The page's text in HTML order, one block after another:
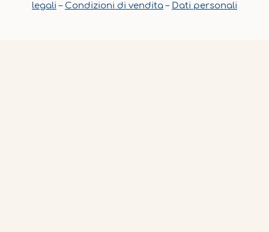
legali – Condizioni di vendita– Dati personali